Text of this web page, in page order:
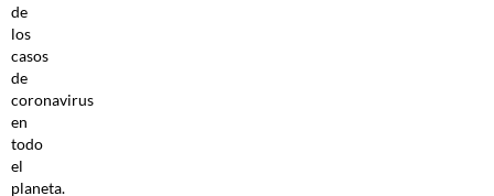
de
los
casos
de
coronavirus
en
todo
el
planeta.